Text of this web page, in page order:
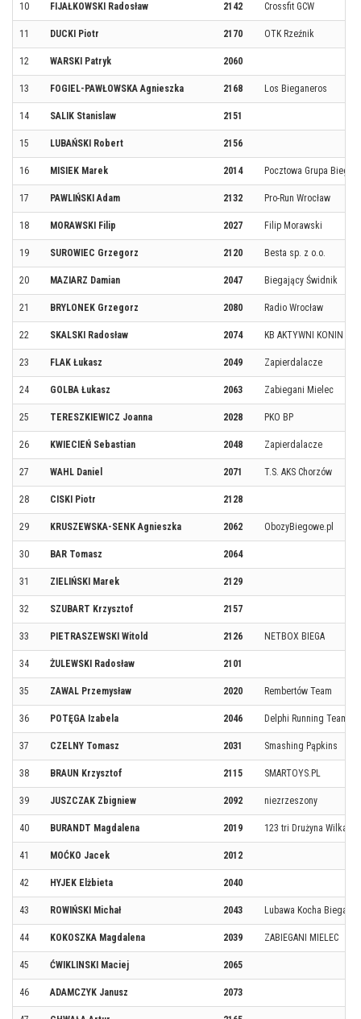
10 FIJAŁKOWSKI Radosław 2142 Crossfit GCW
11 DUCKI Piotr 2170 OTK Rzeźnik
12 WARSKI Patryk 2060
13 FOGIEL-PAWŁOWSKA Agnieszka 2168 Los Bieganeros
14 SALIK Stanislaw 2151
15 LUBAŃSKI Robert 2156
16 MISIEK Marek 2014 Pocztowa Grupa
17 PAWLIŃSKI Adam 2132 Pro-Run Wrocław
18 MORAWSKI Filip 2027 Filip Morawski
19 SUROWIEC Grzegorz 2120 Besta sp. z o.o.
20 MAZIARZ Damian 2047 Biegający Świdnik
21 BRYLONEK Grzegorz 2080 Radio Wrocław
22 SKALSKI Radosław 2074 KB AKTYWNI KONIN
23 FLAK Łukasz 2049 Zapierdalacze
24 GOLBA Łukasz 2063 Zabiegani Mielec
25 TERESZKIEWICZ Joanna 2028 PKO BP
26 KWIECIEŃ Sebastian 2048 Zapierdalacze
27 WAHL Daniel 2071 T.S. AKS Chorzów
28 CISKI Piotr 2128
29 KRUSZEWSKA-SENK Agnieszka 2062 ObozyBiegowe.pl
30 BAR Tomasz 2064
31 ZIELIŃSKI Marek 2129
32 SZUBART Krzysztof 2157
33 PIETRASZEWSKI Witold 2126 NETBOX BIEGA
34 ŻULEWSKI Radosław 2101
35 ZAWAL Przemysław 2020 Rembertów Team
36 POTĘGA Izabela 2046 Delphi Running Team
37 CZELNY Tomasz 2031 Smashing Pąpkins
38 BRAUN Krzysztof 2115 SMARTOYS.PL
39 JUSZCZAK Zbigniew 2092 niezrzeszony
40 BURANDT Magdalena 2019 123 tri Drużyna Wilka
41 MOĆKO Jacek 2012
42 HYJEK Elżbieta 2040
43 ROWIŃSKI Michał 2043 Lubawa Kocha Biegać
44 KOKOSZKA Magdalena 2039 ZABIEGANI MIELEC
45 ĆWIKLINSKI Maciej 2065
46 ADAMCZYK Janusz 2073